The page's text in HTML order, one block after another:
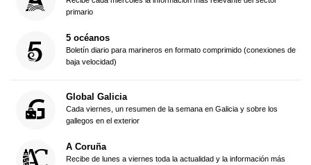
primario
5 océanos
Boletín diario para marineros en formato comprimido (conexiones de
baja velocidad)
Global Galicia
Cada viernes, un resumen de la semana en Galicia y sobre los
gallegos en el exterior
A Coruña
Recibe de lunes a viernes toda la actualidad y la información más